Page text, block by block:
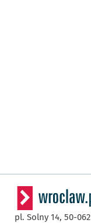
pl. Solny 14, 50-062